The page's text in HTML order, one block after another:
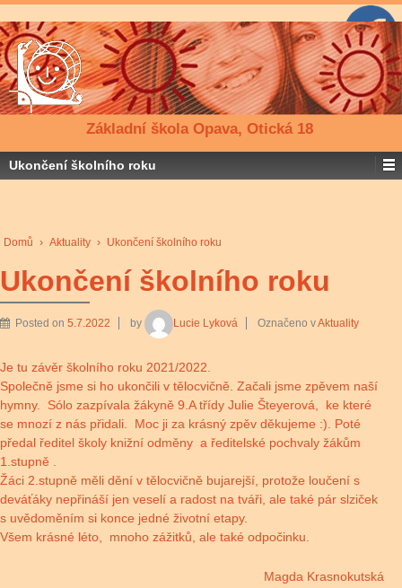
Základní škola Opava, Otická 18
Ukončení školního roku
Domů › Aktuality › Ukončení školního roku
Ukončení školního roku
Posted on 5.7.2022 by Lucie Lyková Označeno vAktuality
Je tu závěr školního roku 2021/2022.
Společně jsme si ho ukončili v tělocvičně. Začali jsme zpěvem naší
hymny. Sólo zazpívala žákyně 9.A třídy Julie Šteyerová, ke které
se mnozí z nás přidali. Moc ji za krásný zpěv děkujeme :). Poté
předal ředitel školy knižní odměny a ředitelské pochvaly žákům
1.stupně .
Žáci 2.stupně měli dění v tělocvičně bujarejší, protože loučení s
deváťáky nepřináší jen veselí a radost na tváři, ale také pár slziček
s uvědoměním si konce jedné životní etapy.
Všem krásné léto, mnoho zážitků, ale také odpočinku.
Magda Krasnokutská